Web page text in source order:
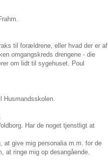
til forældrene, eller hvad der er af
omgangskreds drengene - die
om lidt til sygehuset. Poul
Har de noget tjenstligt at
at give mig personalia m.m. for de
at ringe mig op desangående.